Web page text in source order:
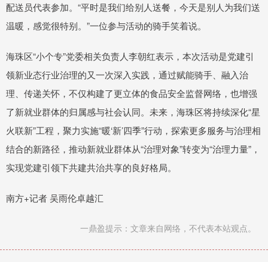
配送员代表参加。“平时是我们给别人送餐，今天是别人为我们送
温暖，感觉很特别。”一位参与活动的骑手笑着说。
海珠区“小个专”党委相关负责人李朝红表示，本次活动是党建引
领新业态行业治理的又一次深入实践，通过赋能骑手、融入治
理、传递关怀，不仅构建了更立体的食品安全监督网络，也增强
了新就业群体的归属感与社会认同。未来，海珠区将持续深化“星
火联新”工程，聚力实施“暖‘新’四季”行动，探索更多服务与治理相
结合的新路径，推动新就业群体从“治理对象”转变为“治理力量”，
实现党建引领下共建共治共享的良好格局。
南方+记者 吴雨伦卓越汇
一鼎盈提示：文章来自网络，不代表本站观点。